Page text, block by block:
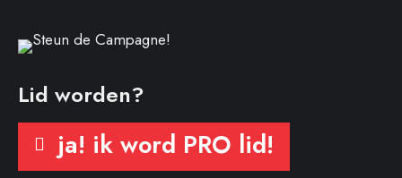
Lid worden?
ja! ik word PRO lid!